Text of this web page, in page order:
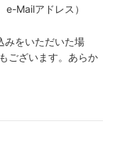
e-Mailアドレス）
みをいただいた場
ございます。あらか